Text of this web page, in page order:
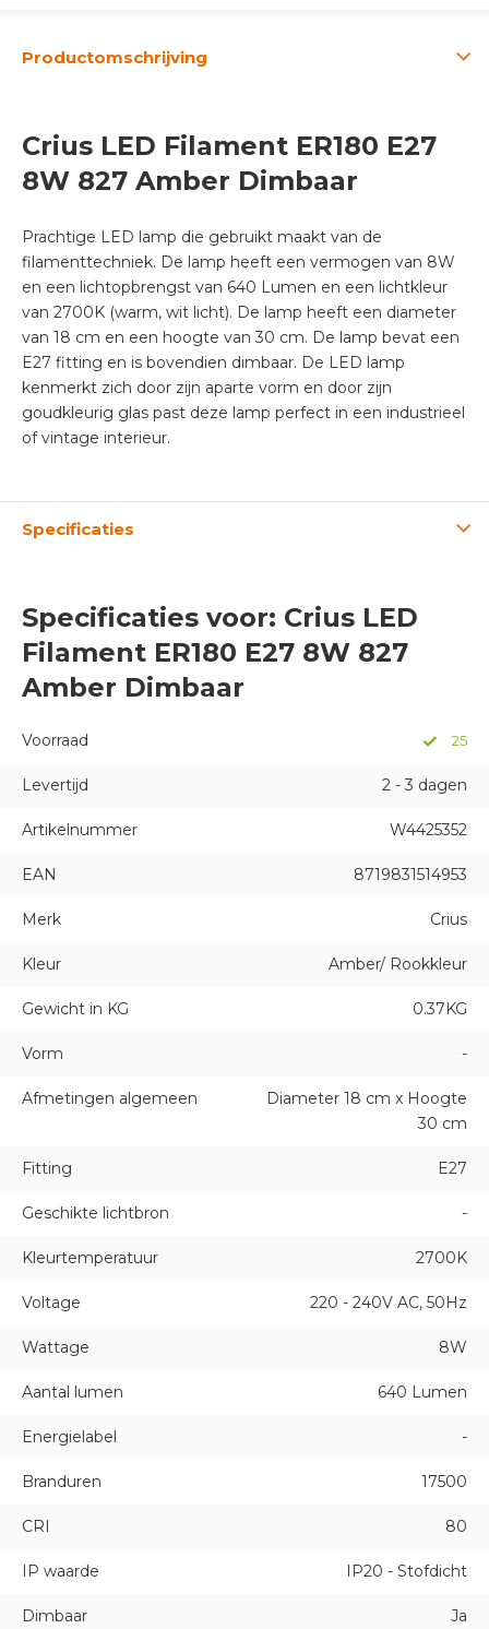
Productomschrijving
Crius LED Filament ER180 E27
8W 827 Amber Dimbaar
Prachtige LED lamp die gebruikt maakt van de
filamenttechniek. De lamp heeft een vermogen van 8W
en een lichtopbrengst van 640 Lumen en een lichtkleur
van 2700K (warm, wit licht). De lamp heeft een diameter
van 18 cm en een hoogte van 30 cm. De lamp bevat een
E27 fitting en is bovendien dimbaar. De LED lamp
kenmerkt zich door zijn aparte vorm en door zijn
goudkleurig glas past deze lamp perfect in een industrieel
of vintage interieur.
Specificaties
Specificaties voor: Crius LED
Filament ER180 E27 8W 827
Amber Dimbaar
Voorraad 25
Levertijd 2 - 3 dagen
Artikelnummer W4425352
EAN 8719831514953
Merk Crius
Kleur Amber/ Rookkleur
Gewicht in KG 0.37KG
Vorm -
Afmetingen algemeen
Diameter 18 cm x Hoogte
30 cm
Fitting E27
Geschikte lichtbron -
Kleurtemperatuur 2700K
Voltage 220 - 240V AC, 50Hz
Wattage 8W
Aantal lumen 640 Lumen
Energielabel -
Branduren 17500
CRI 80
IP waarde IP20 - Stofdicht
Dimbaar Ja